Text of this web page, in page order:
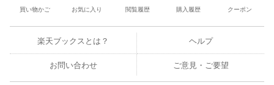
買い物かご お気に入り 閲覧履歴 購入履歴 クーポン
楽天ブックスとは？ ヘルプ
お問い合わせ ご意見・ご要望